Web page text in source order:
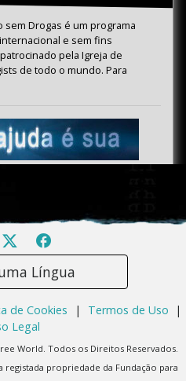
sem Drogas é um programa
e sem fins
pela Igreja de
de todo o mundo. Para
Língua
de Cookies | Termos de Uso
|
Legal
World. Todos os Direitos Reservados.
propriedade da Fundação para